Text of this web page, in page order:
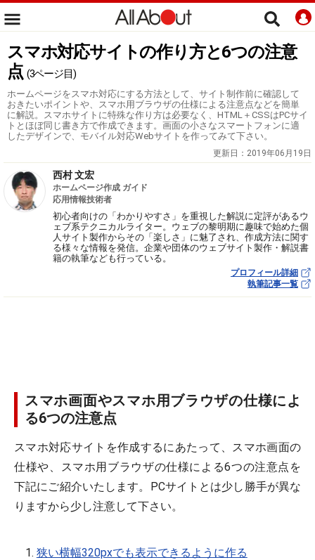
スマホ対応サイトの作り方と6つの注意
点 (3ページ目)
ホームページをスマホ対応にする方法として、サイト制作前に確認して
おきたいポイントや、スマホ用ブラウザの仕様による注意点などを簡単
に解説。スマホサイトに特殊な作り方は必要なく、HTML＋CSSはPCサイ
トとほぼ同じ書き方で作成できます。画面の小さなスマートフォンに適
したデザインで、モバイル対応Webサイトを作ってみて下さい。
更新日： 2019年06月19日
西村 文宏
ホームページ作成 ガイド
応用情報技術者
初心者向けの「わかりやすさ」を重視した解説に定評があるウ
ェブ系テクニカルライター。ウェブの黎明期に趣味で始めた個
人サイト製作からその「楽しさ」に魅了され、作成方法に関す
る様々な情報を発信。企業や団体のウェブサイト製作・解説書
籍の執筆なども行っている。
プロフィール詳細
執筆記事一覧
スマホ画面やスマホ用ブラウザの仕様によ
る6つの注意点
スマホ対応サイトを作成するにあたって、スマホ画面の
仕様や、スマホ用ブラウザの仕様による6つの注意点を
下記にご紹介いたします。PCサイトとは少し勝手が異な
りますから少し注意して下さい。
狭い横幅320pxでも表示できるように作る